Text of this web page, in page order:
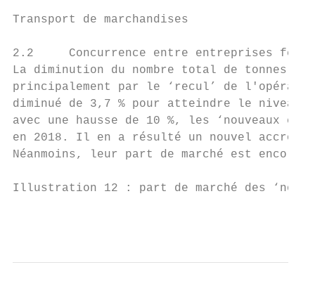
Transport de marchandises
2.2     Concurrence entre entreprises
La diminution du nombre total de tonnes-
principalement par le ‘recul’ de
diminué de 3,7 % pour atteindre le niveau
avec une hausse de 10 %, les ‘nouveaux
en 2018. Il en a résulté un nouvel
Néanmoins, leur part de marché est
Illustration 12 : part de marché des